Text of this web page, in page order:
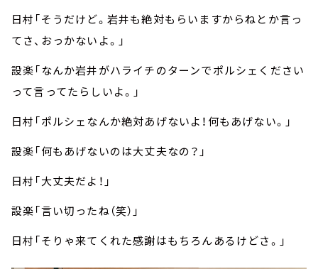
日村「そうだけど。岩井も絶対もらいますからねとか言っ
てさ、おっかないよ。」
設楽「なんか岩井がハライチのターンでポルシェください
って言ってたらしいよ。」
日村「ポルシェなんか絶対あげないよ！何もあげない。」
設楽「何もあげないのは大丈夫なの？」
日村「大丈夫だよ！」
設楽「言い切ったね（笑）」
日村「そりゃ来てくれた感謝はもちろんあるけどさ。」